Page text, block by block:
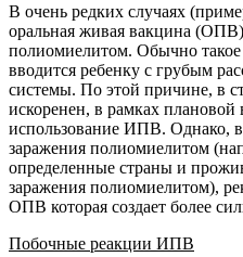
В очень редких случаях
оральная живая вакцина
полиомиелитом. Обычно такое
вводится ребенку с грубым
системы. По этой причине, в
искоренен, в рамках плановой
использование ИПВ. Однако,
заражения полиомиелитом
определенные страны и
заражения полиомиелитом),
ОПВ которая создает более
Побочные реакции ИПВ